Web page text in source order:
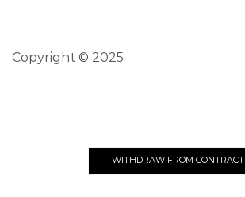
Copyright © 2025
WITHDRAW FROM CONTRACT